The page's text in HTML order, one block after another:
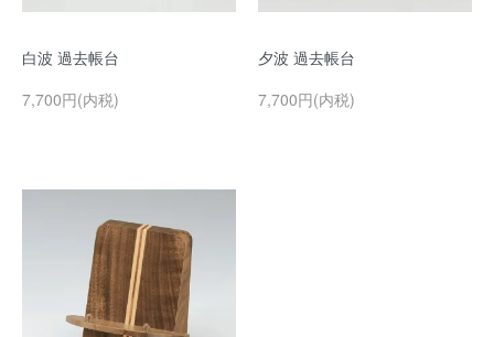
白波 過去帳台
7,700円(内税)
夕波 過去帳台
7,700円(内税)